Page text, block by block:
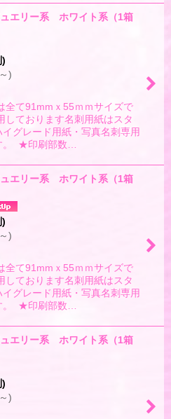
リー系 ホワイト系（1箱
)
～)
全て91mmｘ55ｍｍサイズで
しております名刺用紙はスタ
イグレード用紙・写真名刺専用
。 ★印刷部数…
リー系 ホワイト系（1箱
)
～)
全て91mmｘ55ｍｍサイズで
しております名刺用紙はスタ
イグレード用紙・写真名刺専用
。 ★印刷部数…
リー系 ホワイト系（1箱
)
～)